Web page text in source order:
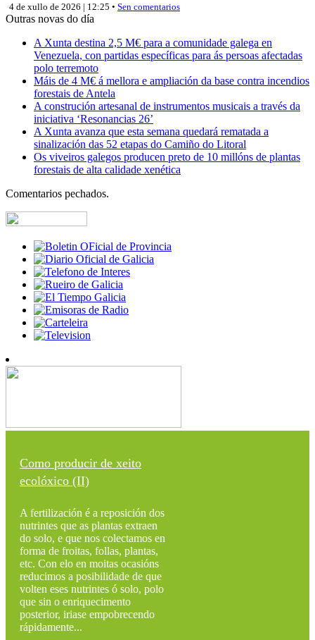
4 de xullo de 2026 | 12:25 • Sen comentarios
Outras novas do día
A Xunta destina 2,5 M€ para a comunidade galega en
Venezuela, con partidas específicas para ás persoas afectadas
polo terremoto
Máis de 4 M€ á mellora e ampliación da base contra incendios
forestais de Antela
A construción artesanal de instrumentos musicais a través da
iniciativa ‘Resonancias 26’
A Xunta avanza que esta semana quedará rematada a
sinalización das 52 etapas do Camiño do Litoral
Os viveiros galegos producen preto de 10 millóns de plantas
forestais de alta calidade xenética
Comentarios pechados.
Como producir de xeito
ecolóxico (II)
A fertilización é a reposición dos
nutrintes que as plantas extraen
do solo, e que nos colectamos en
forma de froitas, follas, plantas,
etc. Con elo en moitas ocasións
reducimos a posibilidade de que
volten eses nutrintes ó solo, polo
que sin o enriquecimento
posterior, iriase empobrecendo
rápidamente...